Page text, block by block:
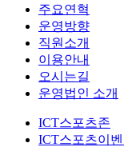
주요연혁
운영방향
직원소개
이용안내
오시는길
운영법인 소개
ICT스포츠존
ICT스포츠이